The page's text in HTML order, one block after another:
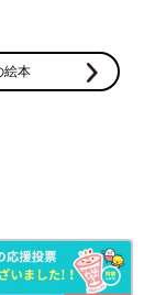
絵本